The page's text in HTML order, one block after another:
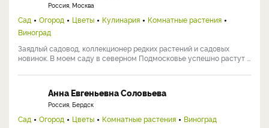
Россия, Москва
Сад Огород Цветы Кулинария
Комнатные растения
Виноград
Заядлый садовод, коллекционер редких растений и садовых
новинок. В моем саду в северном Подмосковье успешно растут ...
Анна Евгеньевна Соловьева
Россия, Бердск
Сад Огород Цветы Комнатные растения
Виноград